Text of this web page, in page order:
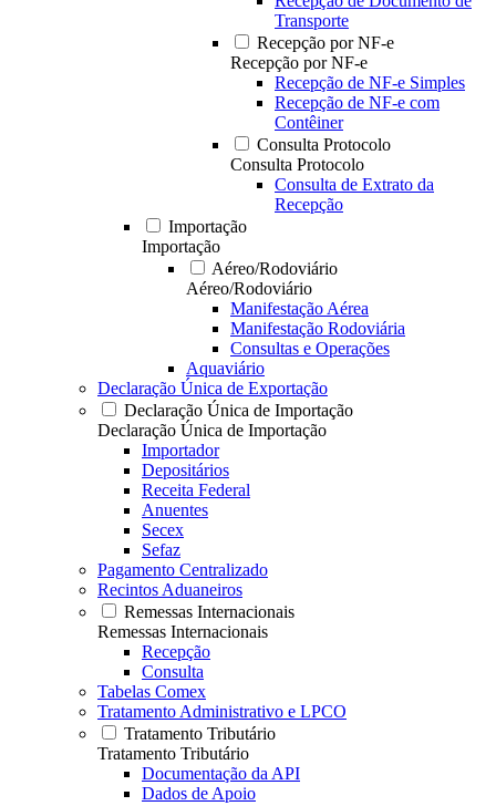
Transporte
Recepção por NF-e
Recepção por NF-e
Recepção de NF-e Simples
Recepção de NF-e com
Contêiner
Consulta Protocolo
Consulta Protocolo
Consulta de Extrato da
Recepção
Importação
Importação
Aéreo/Rodoviário
Aéreo/Rodoviário
Manifestação Aérea
Manifestação Rodoviária
Consultas e Operações
Aquaviário
Declaração Única de Exportação
Declaração Única de Importação
Declaração Única de Importação
Importador
Depositários
Receita Federal
Anuentes
Secex
Sefaz
Pagamento Centralizado
Recintos Aduaneiros
Remessas Internacionais
Remessas Internacionais
Recepção
Consulta
Tabelas Comex
Tratamento Administrativo e LPCO
Tratamento Tributário
Tratamento Tributário
Documentação da API
Dados de Apoio